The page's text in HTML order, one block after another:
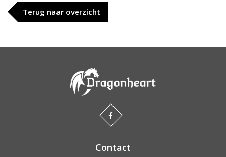
Terug naar overzicht
Contact